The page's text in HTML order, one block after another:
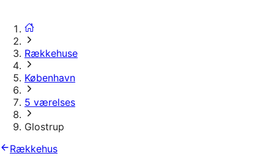
Rækkehuse
København
5 værelses
Glostrup
Rækkehus